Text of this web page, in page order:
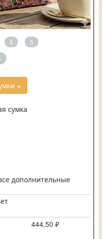
4 5
сумка
дополнительные
444,50 ₽